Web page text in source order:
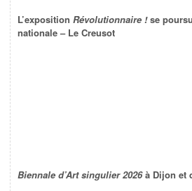
L’exposition Révolutionnaire !se
nationale – Le Creusot
Biennale d’Art singulier 2026à Dijon et